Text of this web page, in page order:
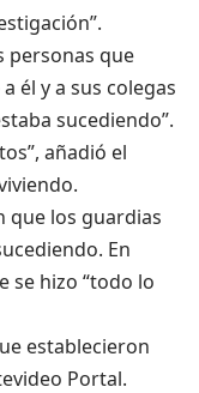
personas que
él y a sus colegas
sucediendo”.
añadió el
que los guardias
En
se hizo “todo lo
establecieron
Portal.